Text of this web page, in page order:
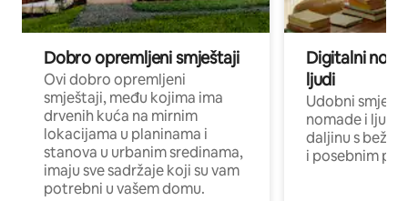
Dobro opremljeni smještaji
Ovi dobro opremljeni
smještaji, među kojima ima
drvenih kuća na mirnim
lokacijama u planinama i
stanova u urbanim sredinama,
imaju sve sadržaje koji su vam
potrebni u vašem domu.
Digitalni
ljudi
Udobni
nomade i ljude
daljinu s
i posebnim